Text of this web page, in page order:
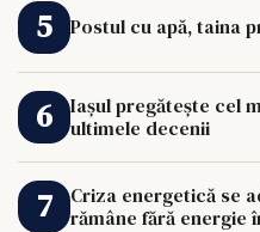
Postul cu apă, taina
Iașul pregătește cel
ultimele decenii
Criza energetică se
rămâne fără energie